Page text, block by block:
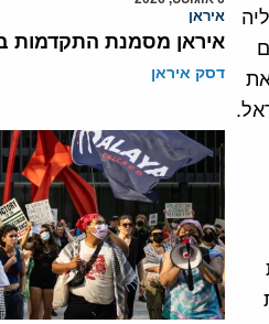
איראן
איראן מסמנת התקדמות
דסק איראן